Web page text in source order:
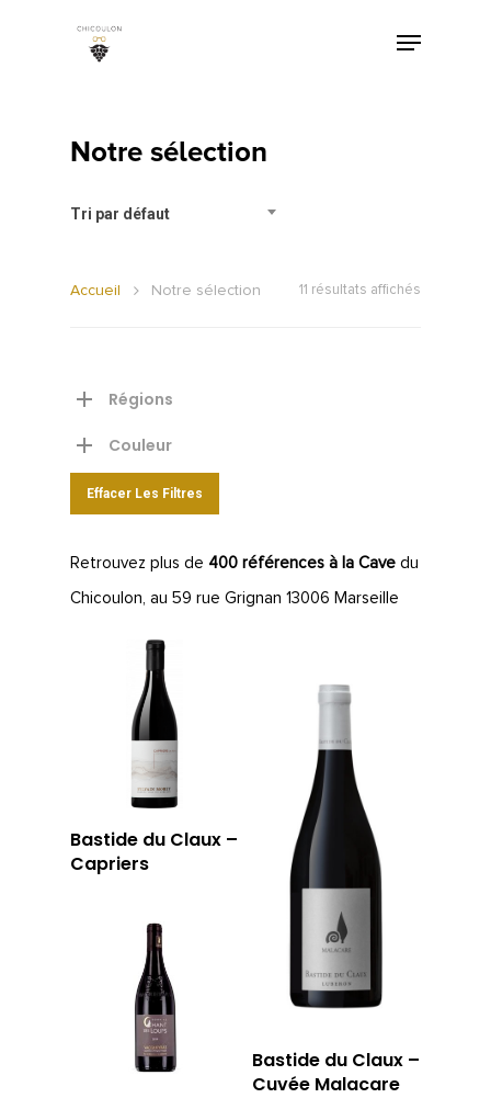
Notre sélection
Tri par défaut
11 résultats affichés
Accueil Notre sélection
Régions
Couleur
Effacer Les Filtres
Retrouvez plus de 400 références à la Cave du
Chicoulon, au 59 rue Grignan 13006 Marseille
Bastide du Claux –
Capriers
Bastide du Claux –
Cuvée Malacare